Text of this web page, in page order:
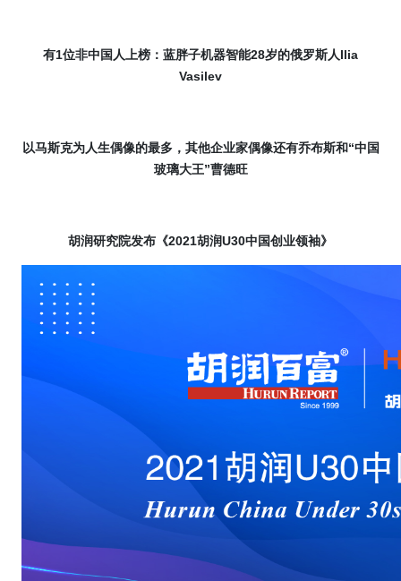
有1位非中国人上榜：蓝胖子机器智能28岁的俄罗斯人Ilia
Vasilev
以马斯克为人生偶像的最多，其他企业家偶像还有乔布斯和“中国
玻璃大王”曹德旺
胡润研究院发布《2021胡润U30中国创业领袖》